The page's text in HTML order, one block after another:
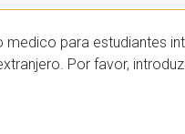
estudiantes internacionales. Esto incluye
gratuito y luego comprar una